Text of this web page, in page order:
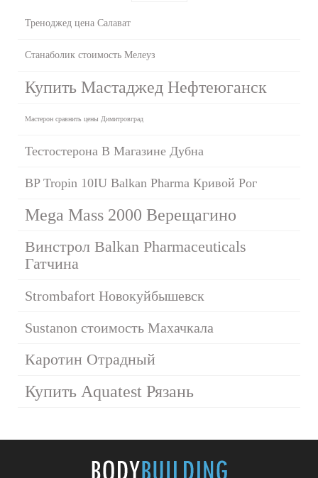
Треноджед цена Салават
Станаболик стоимость Мелеуз
Купить Мастаджед Нефтеюганск
Мастерон сравнить цены Димитровград
Тестостерона В Магазине Дубна
BP Tropin 10IU Balkan Pharma Кривой Рог
Mega Mass 2000 Верещагино
Винстрол Balkan Pharmaceuticals
Гатчина
Strombafort Новокуйбышевск
Sustanon стоимость Махачкала
Каротин Отрадный
Купить Aquatest Рязань